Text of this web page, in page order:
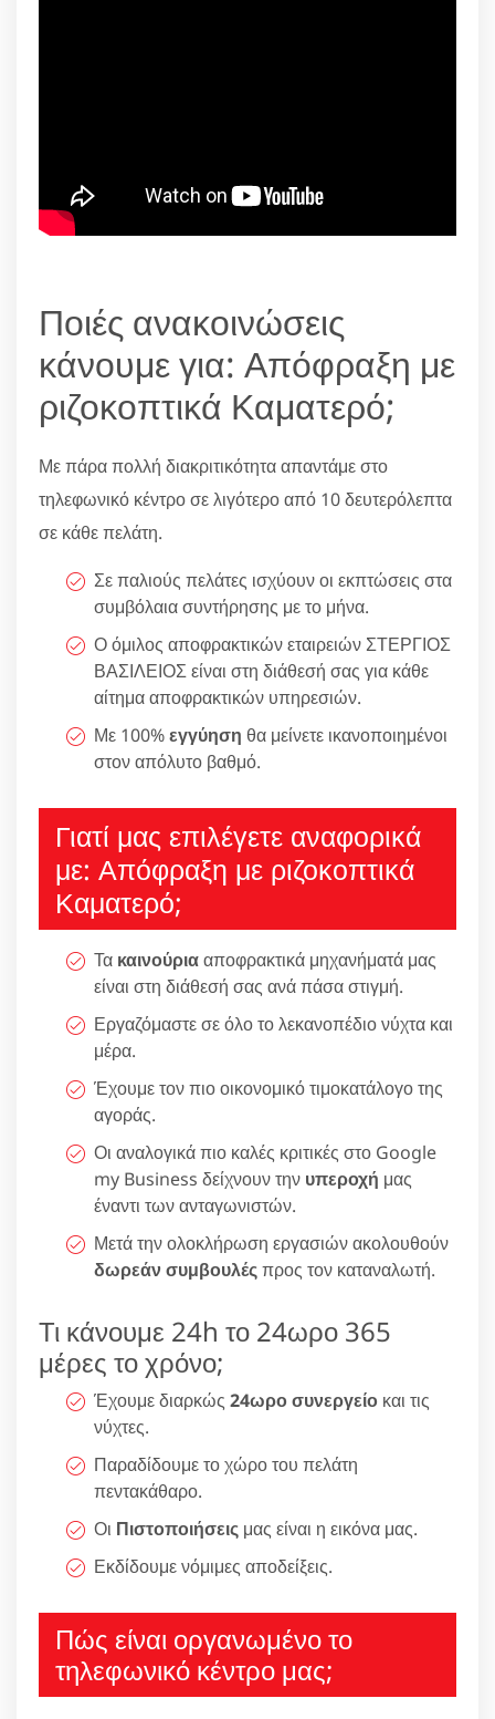
Ποιές ανακοινώσεις
κάνουμε για: Απόφραξη με
ριζοκοπτικά Καματερό;
Με πάρα πολλή διακριτικότητα απαντάμε στο
τηλεφωνικό κέντρο σε λιγότερο από 10 δευτερόλεπτα
σε κάθε πελάτη.
Σε παλιούς πελάτες ισχύουν οι εκπτώσεις στα
συμβόλαια συντήρησης με το μήνα.
Ο όμιλος αποφρακτικών εταιρειών ΣΤΕΡΓΙΟΣ
ΒΑΣΙΛΕΙΟΣ είναι στη διάθεσή σας για κάθε
αίτημα αποφρακτικών υπηρεσιών.
Με 100%εγγύηση θα μείνετε ικανοποιημένοι
στον απόλυτο βαθμό.
Γιατί μας επιλέγετε αναφορικά
με: Απόφραξη με ριζοκοπτικά
Καματερό;
Τα καινούριααποφρακτικά μηχανήματά μας
είναι στη διάθεσή σας ανά πάσα στιγμή.
Εργαζόμαστε σε όλο το λεκανοπέδιο νύχτα και
μέρα.
Έχουμε τον πιο οικονομικό τιμοκατάλογο της
αγοράς.
Οι αναλογικά πιο καλές κριτικές στο Google
my Business δείχνουν την υπεροχή μας
έναντι των ανταγωνιστών.
Μετά την ολοκλήρωση εργασιών ακολουθούν
δωρεάν συμβουλέςπρος τον καταναλωτή.
Τι κάνουμε 24h το 24ωρο 365
μέρες το χρόνο;
Έχουμε διαρκώς 24ωρο συνεργείο και τις
νύχτες.
Παραδίδουμε το χώρο του πελάτη
πεντακάθαρο.
Οι Πιστοποιήσεις μας είναι η εικόνα μας.
Εκδίδουμε νόμιμες αποδείξεις.
Πώς είναι οργανωμένο το
τηλεφωνικό κέντρο μας;